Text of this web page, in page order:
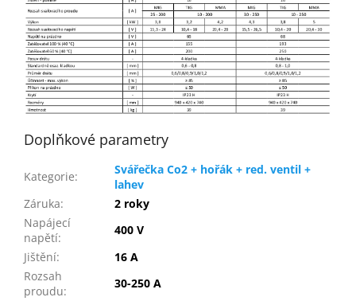
Doplňkové parametry
Kategorie:
Svářečka Co2 + hořák + red. ventil +
lahev
Záruka:
2 roky
Napájecí
napětí:
400 V
Jištění:
16 A
Rozsah
proudu:
30-250 A